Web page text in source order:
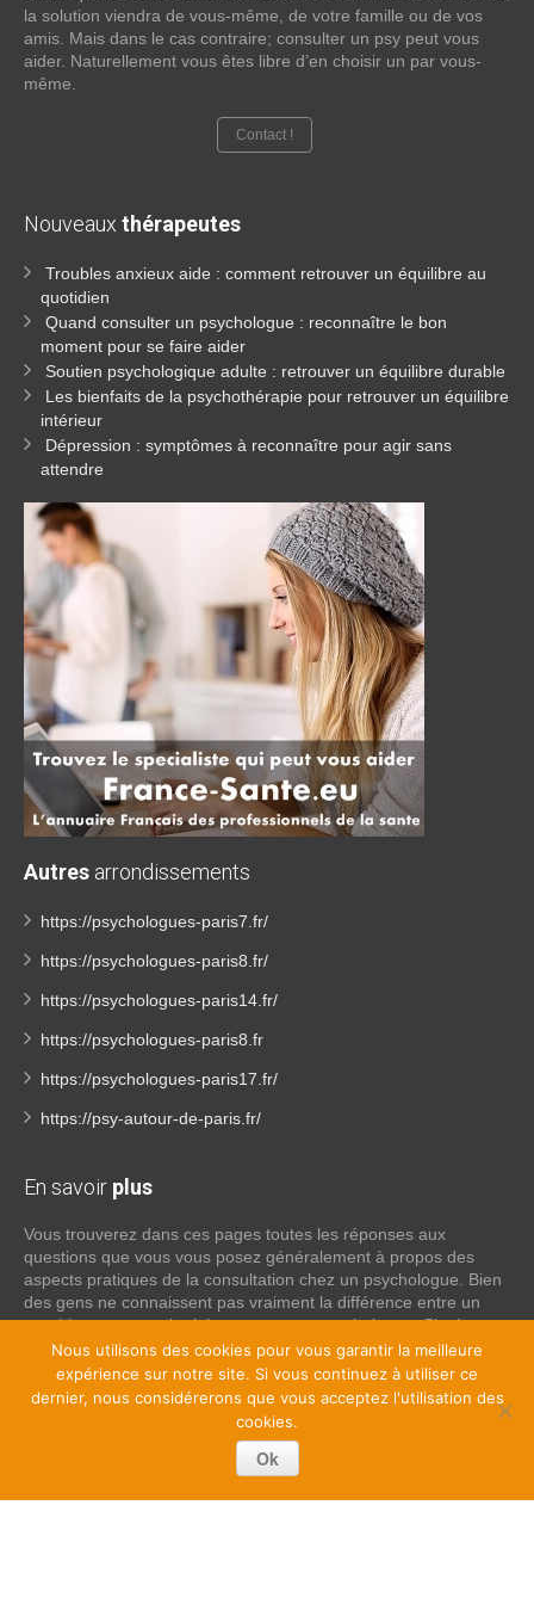
la solution viendra de vous-même, de votre famille ou de vos
amis. Mais dans le cas contraire; consulter un psy peut vous
aider. Naturellement vous êtes libre d’en choisir un par vous-
même.
Contact !
Nouveaux thérapeutes
Troubles anxieux aide : comment retrouver un équilibre au
quotidien
Quand consulter un psychologue : reconnaître le bon
moment pour se faire aider
Soutien psychologique adulte : retrouver un équilibre durable
Les bienfaits de la psychothérapie pour retrouver un équilibre
intérieur
Dépression : symptômes à reconnaître pour agir sans
attendre
Autres arrondissements
https://psychologues-paris7.fr/
https://psychologues-paris8.fr/
https://psychologues-paris14.fr/
https://psychologues-paris8.fr
https://psychologues-paris17.fr/
https://psy-autour-de-paris.fr/
En savoir plus
Vous trouverez dans ces pages toutes les réponses aux
questions que vous vous posez généralement à propos des
aspects pratiques de la consultation chez un psychologue. Bien
des gens ne connaissent pas vraiment la différence entre un
psychiatre, un psychothérapeute et un psychologue. Si tel est
votre cas, voici quelques définitions qui devraient clarifier les
choses, n’hésitez pas à nous contacter:
Lire la suite
Nous utilisons des cookies pour vous garantir la meilleure
expérience sur notre site. Si vous continuez à utiliser ce
dernier, nous considérerons que vous acceptez l'utilisation des
cookies.
Ok